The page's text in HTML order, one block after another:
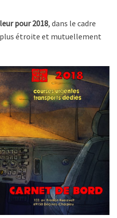
pour 2018, dans le cadre
étroite et mutuellement